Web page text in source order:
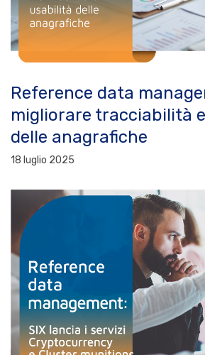
Reference data
migliorare tracciabilità
delle anagrafiche
18 luglio 2025